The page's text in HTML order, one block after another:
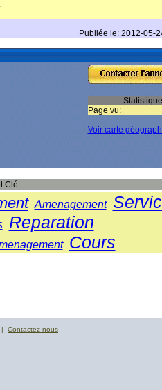
Publiée le: 2012-05-
Statistique
Page vu:
Voir carte
Clé
Amenagement
Reparation
Cours
| Contactez-nous